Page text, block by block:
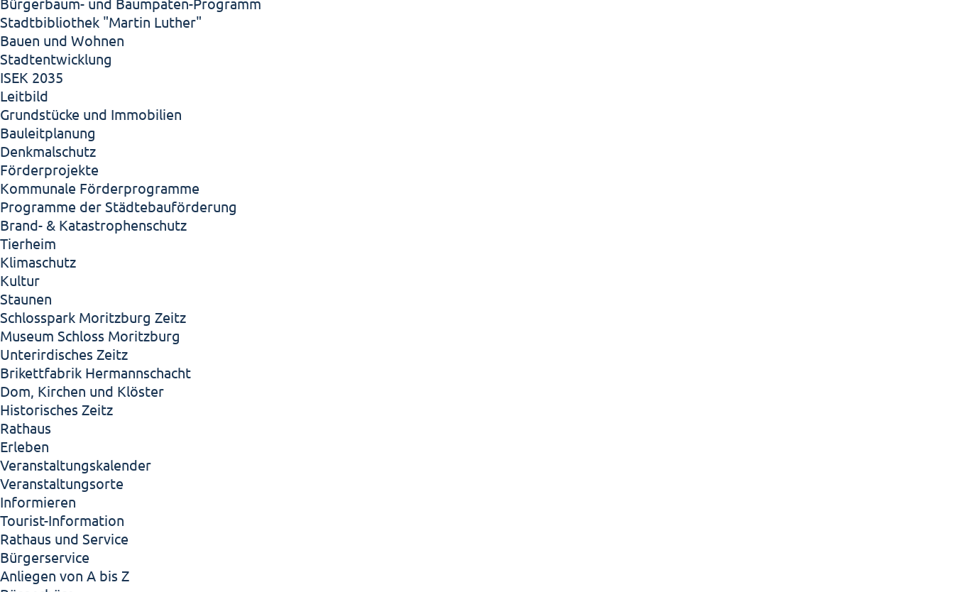
Stadtbibliothek "Martin Luther"
Bauen und Wohnen
Stadtentwicklung
ISEK 2035
Leitbild
Grundstücke und Immobilien
Bauleitplanung
Denkmalschutz
Förderprojekte
Kommunale Förderprogramme
Programme der Städtebauförderung
Brand- & Katastrophenschutz
Tierheim
Klimaschutz
Kultur
Staunen
Schlosspark Moritzburg Zeitz
Museum Schloss Moritzburg
Unterirdisches Zeitz
Brikettfabrik Hermannschacht
Dom, Kirchen und Klöster
Historisches Zeitz
Rathaus
Erleben
Veranstaltungskalender
Veranstaltungsorte
Informieren
Tourist-Information
Rathaus und Service
Bürgerservice
Anliegen von A bis Z